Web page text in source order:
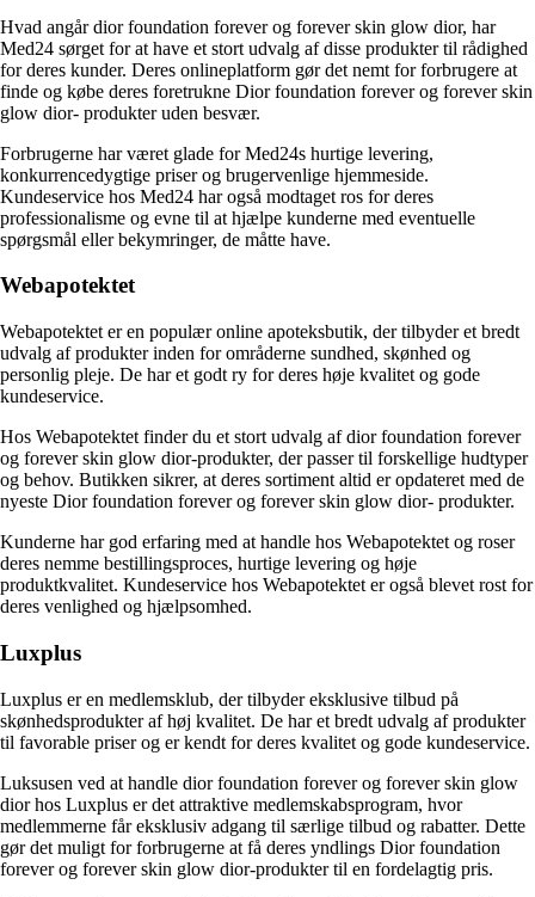
Hvad angår dior foundation forever og forever skin glow dior, har
Med24 sørget for at have et stort udvalg af disse produkter til rådighed
for deres kunder. Deres onlineplatform gør det nemt for forbrugere at
finde og købe deres foretrukne Dior foundation forever og forever skin
glow dior- produkter uden besvær.
Forbrugerne har været glade for Med24s hurtige levering,
konkurrencedygtige priser og brugervenlige hjemmeside.
Kundeservice hos Med24 har også modtaget ros for deres
professionalisme og evne til at hjælpe kunderne med eventuelle
spørgsmål eller bekymringer, de måtte have.
Webapotektet
Webapotektet er en populær online apoteksbutik, der tilbyder et bredt
udvalg af produkter inden for områderne sundhed, skønhed og
personlig pleje. De har et godt ry for deres høje kvalitet og gode
kundeservice.
Hos Webapotektet finder du et stort udvalg af dior foundation forever
og forever skin glow dior-produkter, der passer til forskellige hudtyper
og behov. Butikken sikrer, at deres sortiment altid er opdateret med de
nyeste Dior foundation forever og forever skin glow dior- produkter.
Kunderne har god erfaring med at handle hos Webapotektet og roser
deres nemme bestillingsproces, hurtige levering og høje
produktkvalitet. Kundeservice hos Webapotektet er også blevet rost for
deres venlighed og hjælpsomhed.
Luxplus
Luxplus er en medlemsklub, der tilbyder eksklusive tilbud på
skønhedsprodukter af høj kvalitet. De har et bredt udvalg af produkter
til favorable priser og er kendt for deres kvalitet og gode kundeservice.
Luksusen ved at handle dior foundation forever og forever skin glow
dior hos Luxplus er det attraktive medlemskabsprogram, hvor
medlemmerne får eksklusiv adgang til særlige tilbud og rabatter. Dette
gør det muligt for forbrugerne at få deres yndlings Dior foundation
forever og forever skin glow dior-produkter til en fordelagtig pris.